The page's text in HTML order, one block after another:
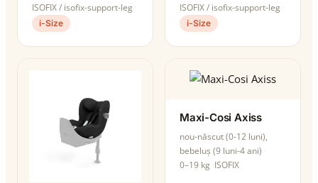
ISOFIX / isofix-support-leg
i-Size
ISOFIX / isofix-support-leg
i-Size
Maxi-Cosi Axiss
nou-născut (0-12 luni),
bebeluș (9 luni-4 ani)
0–19 kg ISOFIX